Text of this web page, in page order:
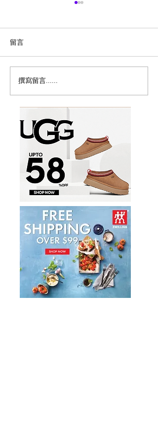
Magic Bullet MBR-1702
多功能食物料理机/榨汁机
17件套5.8折
留言
撰寫留言......